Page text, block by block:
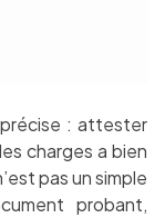
: attester
charges a bien
pas un simple
probant,